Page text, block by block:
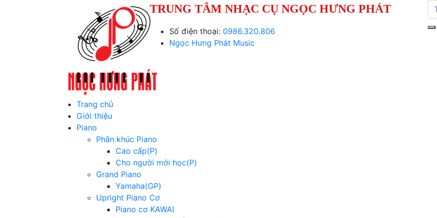
TRUNG TÂM NHẠC CỤ NGỌC HƯNG PHÁT
Số điện thoại: 0986.320.806
Ngọc Hưng Phát Music
Trang chủ
Giới thiệu
Piano
Phân khúc Piano
Cao cấp(P)
Cho người mới học(P)
Grand Piano
Yamaha(GP)
Upright Piano Cơ
Piano cơ KAWAI